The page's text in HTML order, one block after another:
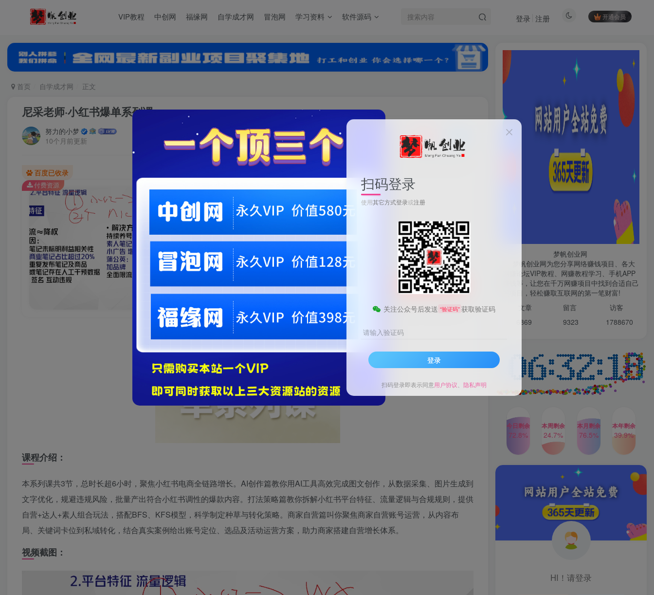
VIP教程 中创网 福缘网 自学成才网 冒泡网 学习资料 软件源码 开通会员
登录 注册
首页 自学成才网 正文
尼采老师·小红书爆单系列课
努力的小梦
10个月前更新
关注
0 74 35
百度已收录
尼采老师·小红书爆单系列课
此内容为付费资源，请付费后查看
梦币9.9
梦币1
钻石会员 免费
立即购买
您当前未登录！建议登陆后购买，可保存购买订单。微信支付联系微信：chen185599521
付费资源
课程介绍：
本系列课共3节，总时长超6小时，聚焦小红书电商全链路增长。AI创作篇教你用AI工具高效完成图文创作，从数据采集、图片生成到
文字优化，规避违规风险，批量产出符合小红书调性的爆款内容。打法策略篇教你拆解小红书平台特征、流量逻辑与合规规则，提供
自营+达人+素人组合玩法，搭配BFS、KFS模型，科学制定种草与转化策略。商家自营篇叫你聚焦商家自营账号运营，从内容布
局、关键词卡位到私域转化，结合真实案例给出账号定位、选品及活动运营方案，助力商家搭建自营增长体系。
视频截图：
HI！请登录
登录
多多视频撸收益最新玩法，
高收益技术，单日变现
2000+，附赠全套技术资料
2年前 1W+人已阅读
数，操作简单 上手难度低
2年前 1W+人已阅读
2024年最新玩法转转无货源
电商，新手小白 简单操作，
2年前 1W+人已阅读
TOP4
发行人计划蛋仔派对全新玩
法，一天3000＋，蓝海暴力
变现2年前
公众号S粉新玩法，简单操
作、多重变现，每日收益1k
2年前
梦帆创业网
梦帆创业网为您分享网络赚钱项目、各大
网赚论坛VIP教程、网赚教程学习、手机APP
赚钱等，让您在千万网赚项目中找到合适自己
的项目，轻松赚取互联网的第一笔财富!
文章 留言 访客
6869 9323 1788670
今日剩余
72.8%
本周剩余
24.7%
本月剩余
76.5%
本年剩余
39.9%
HI！请登录
扫码登录
使用其它方式登录或注册
关注公众号后发送 “验证码” 获取验证码
请输入验证码
登录
扫码登录即表示同意用户协议 隐私声明